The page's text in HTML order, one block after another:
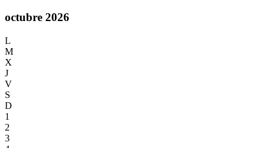
octubre 2026
L
M
X
J
V
S
D
1
2
3